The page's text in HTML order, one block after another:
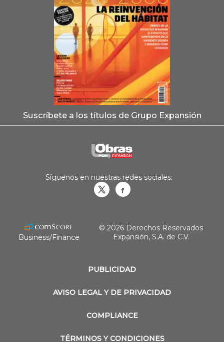
Suscríbete a los títulos de Grupo Expansión
PUBLICIDAD
AVISO LEGAL Y DE PRIVACIDAD
COMPLIANCE
TÉRMINOS Y CONDICIONES
Síguenos en nuestras redes sociales:
Business/Finance
© 2026 Derechos Reservados
Expansión, S.A. de C.V.